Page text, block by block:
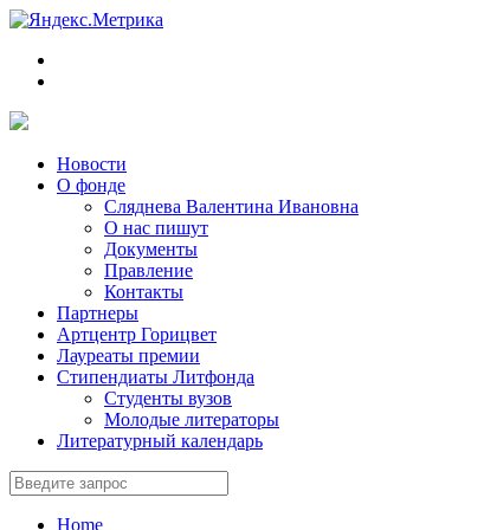
Новости
О фонде
Сляднева Валентина Ивановна
О нас пишут
Документы
Правление
Контакты
Партнеры
Артцентр Горицвет
Лауреаты премии
Стипендиаты Литфонда
Студенты вузов
Молодые литераторы
Литературный календарь
Home